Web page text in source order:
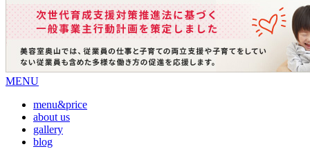
MENU
menu&price
about us
gallery
blog